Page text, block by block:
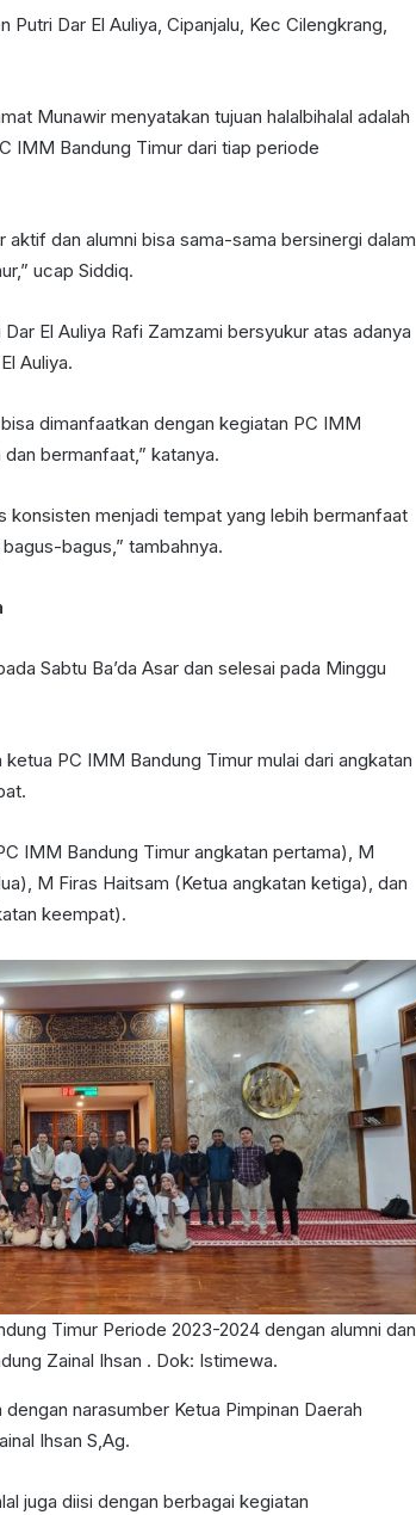
Dar El Auliya, Cipanjalu, Kec Cilengkrang,
Munawir menyatakan tujuan halalbihalal adalah
IMM Bandung Timur dari tiap periode
aktif dan alumni bisa sama-sama bersinergi dalam
ucap Siddiq.
El Auliya Rafi Zamzami bersyukur atas adanya
Auliya.
dimanfaatkan dengan kegiatan PC IMM
bermanfaat,” katanya.
konsisten menjadi tempat yang lebih bermanfaat
bagus,” tambahnya.
Sabtu Ba’da Asar dan selesai pada Minggu
PC IMM Bandung Timur mulai dari angkatan
IMM Bandung Timur angkatan pertama), M
M Firas Haitsam (Ketua angkatan ketiga), dan
keempat).
Timur Periode 2023-2024 dengan alumni dan
Zainal Ihsan . Dok: Istimewa.
narasumber Ketua Pimpinan Daerah
Ihsan S,Ag.
juga diisi dengan berbagai kegiatan